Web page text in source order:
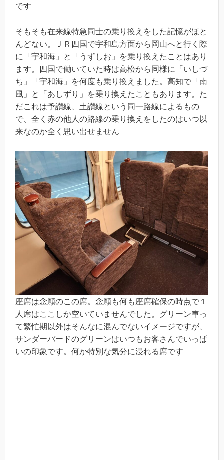
です
そもそも在来線特急同士の乗り換えをした記憶がほと
んどない。ＪＲ四国で宇和島方面から岡山へと行く際
に「宇和海」と「うずしお」を乗り換えたことはあり
ます。四国で働いていた時は高松から同様に「いしづ
ち」「宇和海」を何度も乗り換えました。高知で「南
風」と「あしずり」を乗り換えたこともあります。た
だこれは予讃線、土讃線という同一路線によるもの
で、全く赤の他人の路線の乗り換えをしたのはいつ以
来なのか全く思い出せません
座席は念願のこの席。念願も何も座席確保の時点で１
人席はここしか空いていませんでした。グリーン車っ
て繁忙期以外はそんなに混んでないイメージですが、
サンダーバードのグリーンはいつもお客さんでいっぱ
いの印象です。何か特別な気分に浸れる席です